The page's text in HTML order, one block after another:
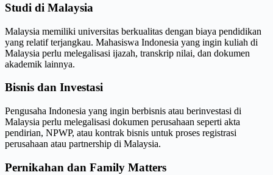
Studi di Malaysia
Malaysia memiliki universitas berkualitas dengan biaya pendidikan
yang relatif terjangkau. Mahasiswa Indonesia yang ingin kuliah di
Malaysia perlu melegalisasi ijazah, transkrip nilai, dan dokumen
akademik lainnya.
Bisnis dan Investasi
Pengusaha Indonesia yang ingin berbisnis atau berinvestasi di
Malaysia perlu melegalisasi dokumen perusahaan seperti akta
pendirian, NPWP, atau kontrak bisnis untuk proses registrasi
perusahaan atau partnership di Malaysia.
Pernikahan dan Family Matters